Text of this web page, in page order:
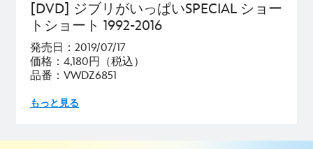
[DVD] ジブリがいっぱいSPECIAL ショー
トショート 1992-2016
発売日：2019/07/17
価格：4,180円（税込）
品番：VWDZ6851
もっと見る